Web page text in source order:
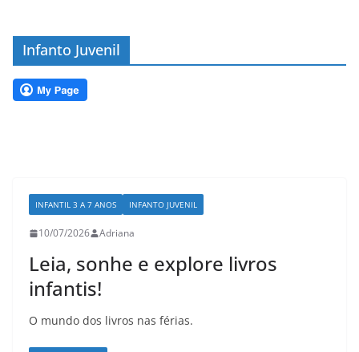
Infanto Juvenil
INFANTIL 3 A 7 ANOS INFANTO JUVENIL
10/07/2026 Adriana
Leia, sonhe e explore livros
infantis!
O mundo dos livros nas férias.